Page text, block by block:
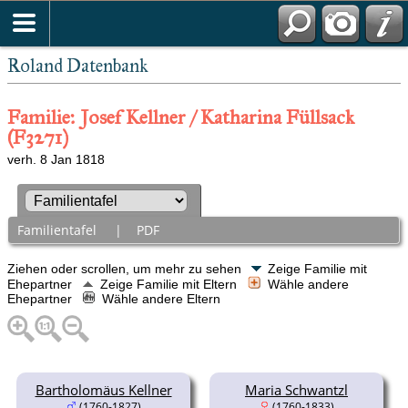
Roland Datenbank
Familie: Josef Kellner / Katharina Füllsack
(F3271)
verh. 8 Jan 1818
Familientafel | PDF
Ziehen oder scrollen, um mehr zu sehen
Zeige Familie mit
Ehepartner
Zeige Familie mit Eltern
Wähle andere
Ehepartner
Wähle andere Eltern
Bartholomäus Kellner Maria Schwantzl